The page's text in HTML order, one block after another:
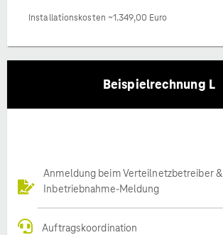
Installationskosten ~1.349,00 Euro
Beispielrechnung L
Anmeldung beim Verteilnetzbetreiber &
Inbetriebnahme-Meldung
Auftragskoordination